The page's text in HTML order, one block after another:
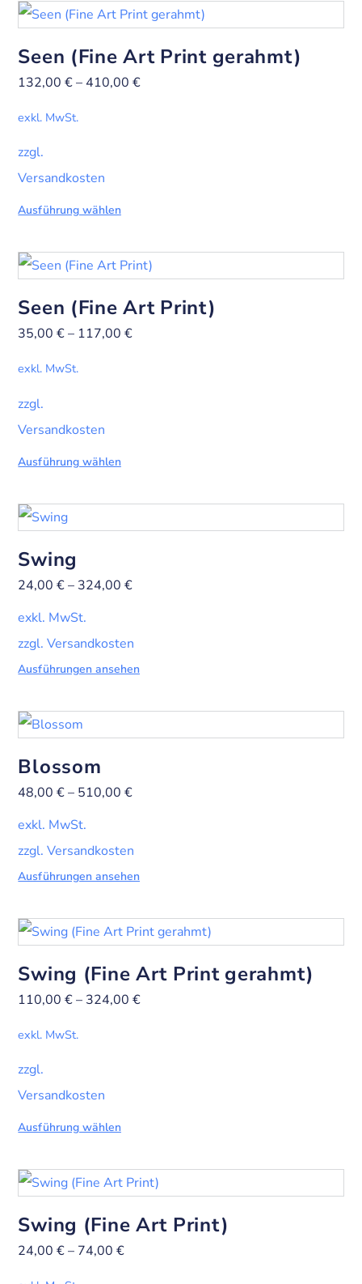
Seen (Fine Art Print gerahmt)
132,00€– 410,00€
exkl. MwSt.
zzgl.
Versandkosten
Ausführung wählen
Seen (Fine Art Print)
35,00€– 117,00€
exkl. MwSt.
zzgl.
Versandkosten
Ausführung wählen
Swing
24,00€– 324,00€
exkl. MwSt.
zzgl. Versandkosten
Ausführungen ansehen
Blossom
48,00€– 510,00€
exkl. MwSt.
zzgl. Versandkosten
Ausführungen ansehen
Swing (Fine Art Print gerahmt)
110,00€– 324,00€
exkl. MwSt.
zzgl.
Versandkosten
Ausführung wählen
Swing (Fine Art Print)
24,00€– 74,00€